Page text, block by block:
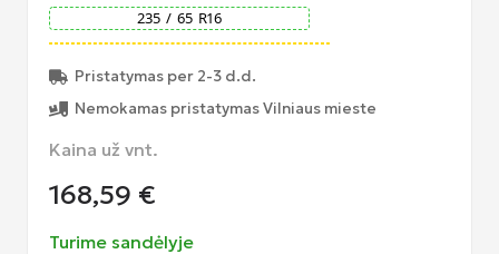
235 / 65 R16
Pristatymas per 2-3 d.d.
Nemokamas pristatymas Vilniaus mieste
Kaina už vnt.
168,59 €
Turime sandėlyje